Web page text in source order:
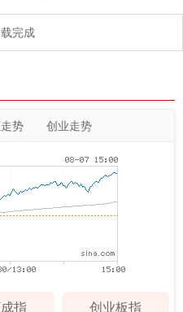
完成
势 创业走势
指 创业板指